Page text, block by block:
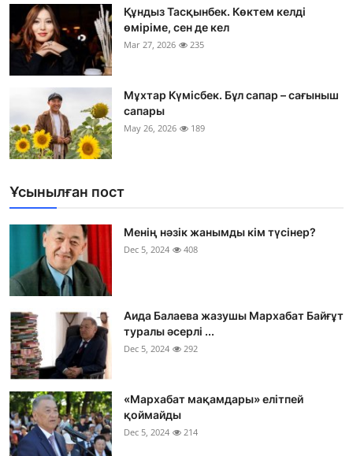
Құндыз Тасқынбек. Көктем келді
өміріме, сен де кел
Mar 27, 2026 235
Мұхтар Күмісбек. Бұл сапар – сағыныш
сапары
May 26, 2026 189
Ұсынылған пост
Менің нәзік жанымды кім түсінер?
Dec 5, 2024 408
Аида Балаева жазушы Мархабат Байғұт
туралы әсерлі ...
Dec 5, 2024 292
«Мархабат мақамдары» елітпей
қоймайды
Dec 5, 2024 214